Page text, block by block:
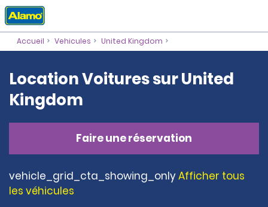
Accueil Vehicules United Kingdom
Location Voitures sur United
Kingdom
Faire une réservation
vehicle_grid_cta_showing_onlyAfficher tous
les véhicules